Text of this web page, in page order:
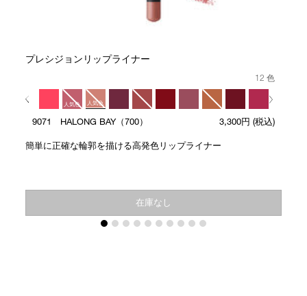
プレシジョンリップライナー
12 色
人気色 人気色
9071 HALONG BAY（700） 3,300円 (税込)
簡単に正確な輪郭を描ける高発色リップライナー
在庫なし